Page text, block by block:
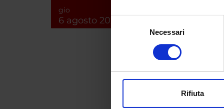
Con il tuo consenso,
raccogliere
digitali).
modificare o ritirare il tuo
Necessari
Rifiuta
gio
6 agosto 2026